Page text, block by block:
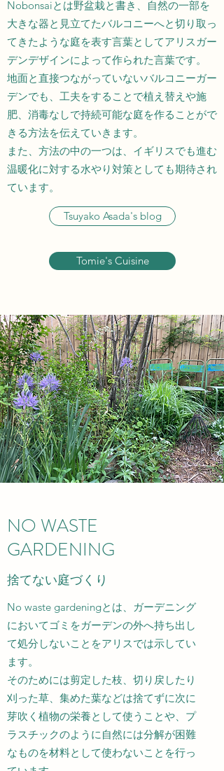
Nobonsaiとは野盆栽と書き、自然の一部を
大きな器と見立てたバルコニーへと切り取っ
てきたような庭を表す言葉としてアリスガー
デンデザインによって作られた言葉です。
地面と直接つながっていないバルコニーガー
デンでも、工夫をすることで植え替えや施
肥、消毒なしで持続可能な庭を作ることがで
きる方法を伝えていきます。
また、方法の中の一つは、イギリスでも進む
温暖化に対する水やり対策としても期待され
ています。
Tsuyako Asada's blog
Tomie's Cuisine
​NO WASTE
GARDENING
捨てない庭づくり
No waste gardeningとは、ガーデニング
においてゴミをガーデンの外へ持ち出し
て処分しないことをアリスでは示してい
ます。
そのためには剪定した枝、切り戻したり
刈った草、集めた葉などは捨てずに次に
芽吹く植物の栄養として使うことや、プ
ラスチックのように自然には分解が困難
なものを材料として使わないことを行っ